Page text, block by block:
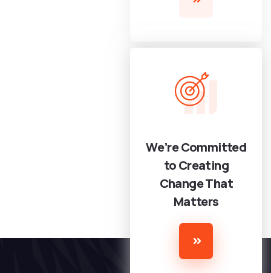
We’re Committed
to Creating
Change That
Matters